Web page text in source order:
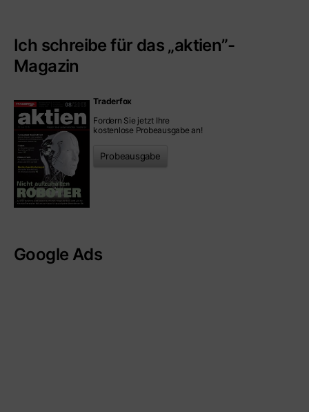
Ich schreibe für das „aktien”-
Magazin
Traderfox
Fordern Sie jetzt Ihre
kostenlose Probeausgabe an!
Probeausgabe
Google Ads